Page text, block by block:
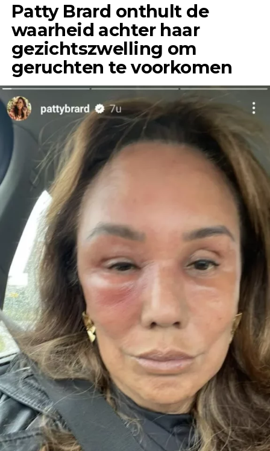
“Het enige wat ik jaren geleden, toen ik Jeroen
nog helemaal niet kende, wel eens had gehoord,
was dat hij een flirt was en altijd ontrouw was,”
vertelt Anouk in gesprek met &C.
Patty Brard onthult de
waarheid achter haar
gezichtszwelling om
geruchten te voorkomen